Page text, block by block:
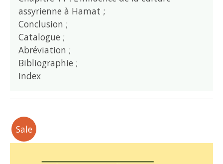
Sale
assyrienne à Hamat ;
Conclusion ;
Catalogue ;
Abréviation ;
Bibliographie ;
Index